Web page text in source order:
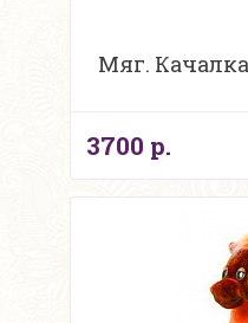
Мяг.
3700 р.